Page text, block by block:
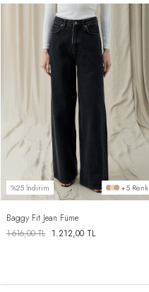
%25 İndirim +5 Renk
Baggy Fit Jean Füme
1.616,00TL 1.212,00TL